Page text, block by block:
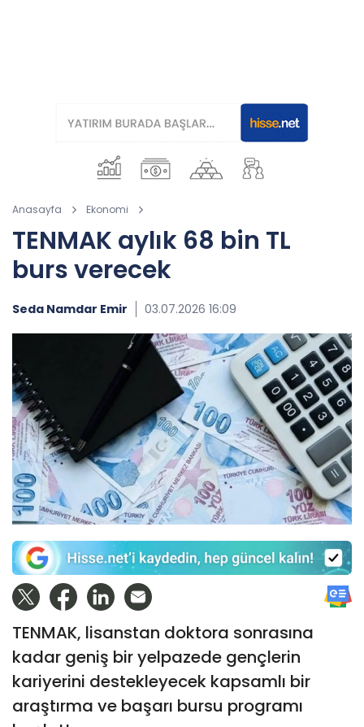
Anasayfa Ekonomi
TENMAK aylık 68 bin TL
burs verecek
Seda Namdar Emir 03.07.2026 16:09
TENMAK, lisanstan doktora sonrasına
kadar geniş bir yelpazede gençlerin
kariyerini destekleyecek kapsamlı bir
araştırma ve başarı bursu programı